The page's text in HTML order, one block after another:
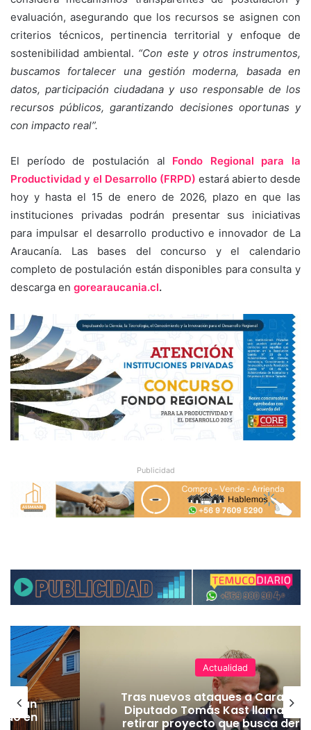
evaluación, asegurando que los recursos se asignen con
criterios técnicos, pertinencia territorial y enfoque de
sostenibilidad ambiental. “Con este y otros instrumentos,
buscamos fortalecer una gestión moderna, basada en
datos, participación ciudadana y uso responsable de los
recursos públicos, garantizando decisiones oportunas y
con impacto real”.
El período de postulación al Fondo Regional para la
Productividad y el Desarrollo (FRPD) estará abierto desde
hoy y hasta el 15 de enero de 2026, plazo en que las
instituciones privadas podrán presentar sus iniciativas
para impulsar el desarrollo productivo e innovador de La
Araucanía. Las bases del concurso y el calendario
completo de postulación están disponibles para consulta y
descarga en gorearaucania.cl.
Publicidad
en
Actualidad
Tras nuevos ataques a
Diputado Tomás Kast llama al
retirar proyecto que busca